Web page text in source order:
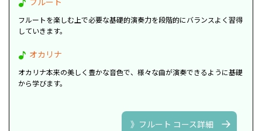
フルートを楽しむ上で必要な基礎的演奏力を段階的にバランスよく習得
していきます。
オカリナ
オカリナ本来の美しく豊かな音色で、様々な曲が演奏できるように基礎
から学びます。
》フルート コース詳細